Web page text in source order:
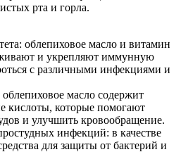
рта и горла.
облепиховое масло и витамин
и укрепляют иммунную
с различными инфекциями и
масло содержит
кислоты, которые помогают
и улучшить кровообращение.
инфекций: в качестве
для защиты от бактерий и